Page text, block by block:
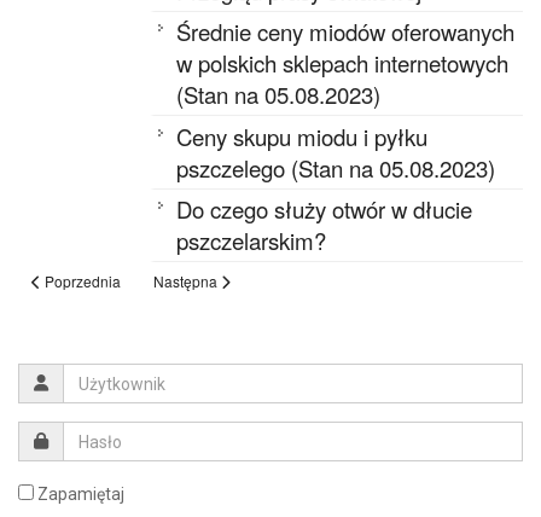
Średnie ceny miodów oferowanych
w polskich sklepach internetowych
(Stan na 05.08.2023)
Ceny skupu miodu i pyłku
pszczelego (Stan na 05.08.2023)
Do czego służy otwór w dłucie
pszczelarskim?
Poprzednia Następna
Zapamiętaj